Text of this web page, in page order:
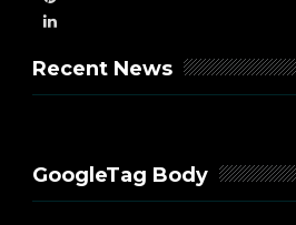
Recent News
GoogleTag Body